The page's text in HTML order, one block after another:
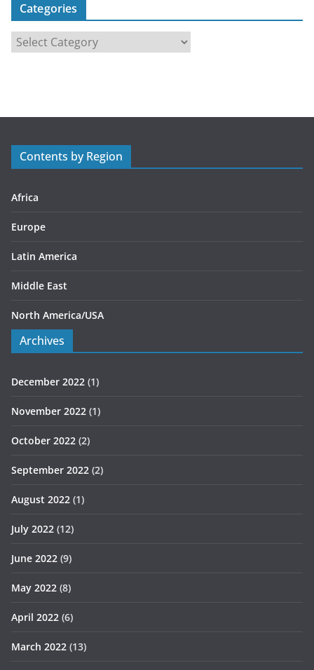
Categories
a
r
s
Contents by Region
Africa
Europe
Latin America
Middle East
North America/USA
Archives
December 2022 (1)
November 2022 (1)
October 2022 (2)
September 2022 (2)
August 2022 (1)
July 2022 (12)
June 2022 (9)
May 2022 (8)
April 2022 (6)
March 2022 (13)